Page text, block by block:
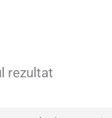
rezultat